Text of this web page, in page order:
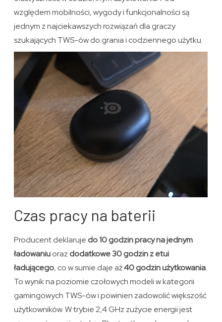
względem mobilności, wygody i funkcjonalności są
jednym z najciekawszych rozwiązań dla graczy
szukających TWS-ów do grania i codziennego użytku.
Czas pracy na baterii
Producent deklarujedo 10 godzin pracy na jednym
ładowaniuorazdodatkowe 30 godzin z etui
ładującego, co w sumie daje aż40 godzin użytkowania.
To wynik na poziomie czołowych modeli w kategorii
gamingowych TWS-ów i powinien zadowolić większość
użytkowników. W trybie 2,4 GHz zużycie energii jest